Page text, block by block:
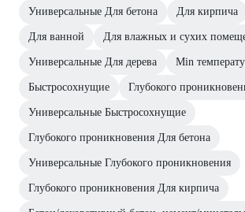
Универсальные Для бетона Для кирпича
Для ванной Для влажных и сухих
Универсальные Для дерева Min
Быстросохнущие Глубокого
Универсальные Быстросохнущие
Глубокого проникновения Для бетона
Универсальные Глубокого проникновения
Глубокого проникновения Для кирпича